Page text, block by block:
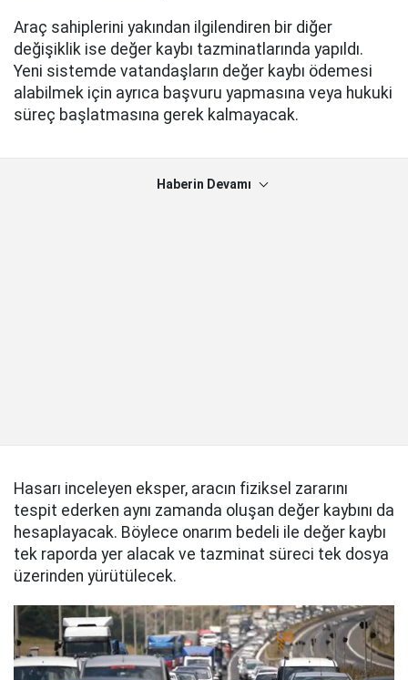
Araç sahiplerini yakından ilgilendiren bir diğer
değişiklik ise değer kaybı tazminatlarında yapıldı.
Yeni sistemde vatandaşların değer kaybı ödemesi
alabilmek için ayrıca başvuru yapmasına veya hukuki
süreç başlatmasına gerek kalmayacak.
Haberin Devamı
Hasarı inceleyen eksper, aracın fiziksel zararını
tespit ederken aynı zamanda oluşan değer kaybını da
hesaplayacak. Böylece onarım bedeli ile değer kaybı
tek raporda yer alacak ve tazminat süreci tek dosya
üzerinden yürütülecek.